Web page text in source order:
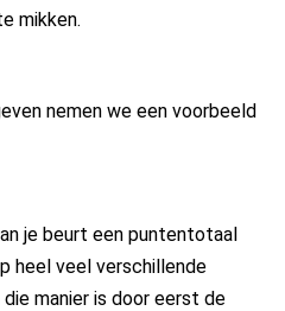
mikken.
nemen we een voorbeeld
je beurt een puntentotaal
heel veel verschillende
die manier is door eerst de